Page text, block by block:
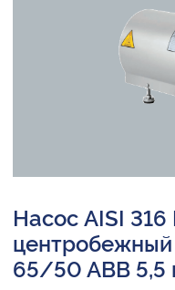
Насос AISI
65/50 ABB 5,5